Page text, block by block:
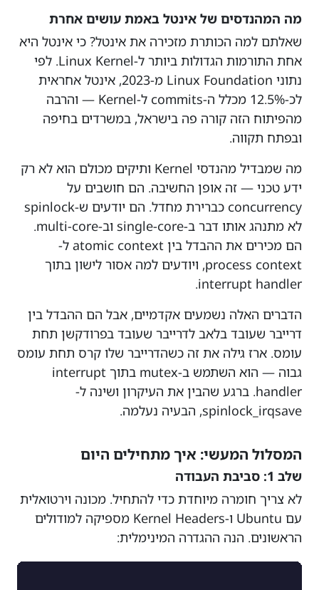
מה המהנדסים של אינטל באמת עושים אחרת
שאלתם למה הכותרת מזכירה את אינטל? כי אינטל היא
אחת התורמות הגדולות ביותר ל-Linux Kernel. לפי
נתוני Linux Foundation מ-2023, אינטל אחראית
לכ-12.5% מכלל ה-commits ל-Kernel — והרבה
מהפיתוח הזה קורה פה בישראל, במשרדים בחיפה
ובפתח תקווה.
מה שמבדיל מהנדסי Kernel ותיקים מכולם הוא לא רק
ידע טכני — זה אופן החשיבה. הם חושבים על
concurrency כברירת מחדל. הם יודעים ש-spinlock
לא מתנהג אותו דבר ב-single-core וב-multi-core.
הם מכירים את ההבדל בין atomic context ל-
process context, ויודעים למה אסור לישון בתוך
interrupt handler.
הדברים האלה נשמעים אקדמיים, אבל הם ההבדל בין
דרייבר שעובד בלאב לדרייבר שעובד בפרודקשן תחת
עומס. ארז גילה את זה כשהדרייבר שלו קרס תחת עומס
גבוה — הוא השתמש ב-mutex בתוך interrupt
handler. ברגע שהבין את העיקרון ושינה ל-
spinlock_irqsave, הבעיה נעלמה.
המסלול המעשי: איך מתחילים היום
שלב 1: סביבת העבודה
לא צריך חומרה מיוחדת כדי להתחיל. מכונה וירטואלית
עם Ubuntu ו-Kernel Headers מספיקה למודולים
הראשונים. הנה ההגדרה המינימלית: